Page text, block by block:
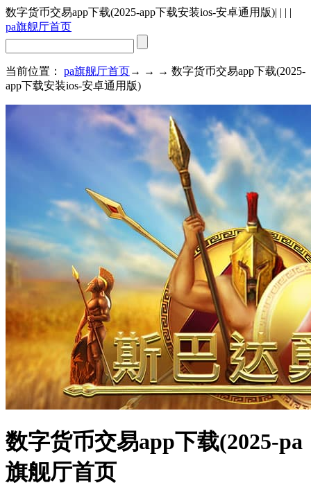
数字货币交易app下载(2025-app下载安装ios-安卓通用版)| | | |
pa旗舰厅首页
当前位置： pa旗舰厅首页→ → → 数字货币交易app下载(2025-
app下载安装ios-安卓通用版)
数字货币交易app下载(2025-pa
旗舰厅首页